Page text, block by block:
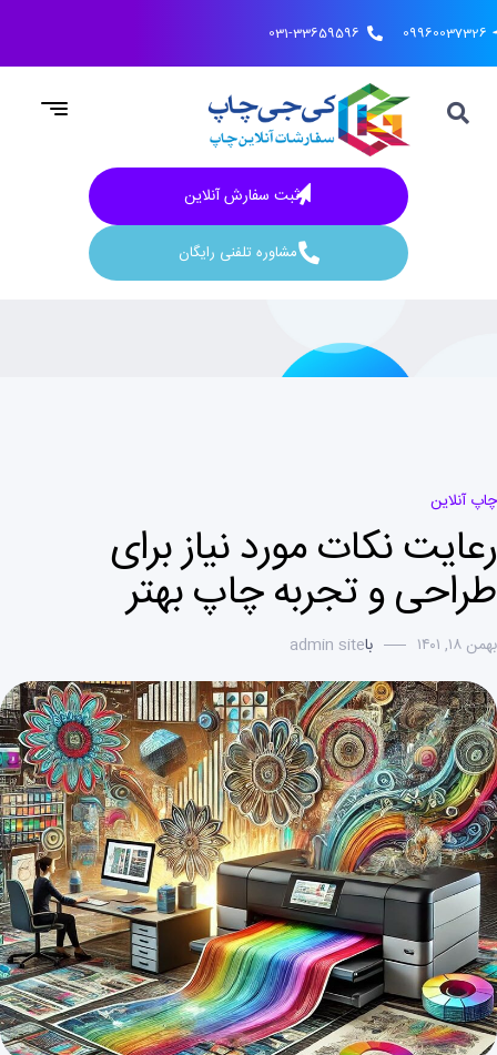
031-33659596 09960037326
ثبت سفارش آنلاین
مشاوره تلفنی رایگان
چاپ آنلاین
رعایت نکات مورد نیاز برای
طراحی و تجربه چاپ بهتر
بهمن ۱۸, ۱۴۰۱ باadmin site